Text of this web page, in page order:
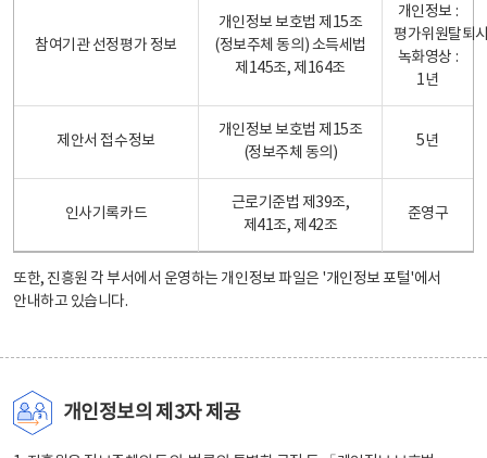
참여기관 선정평가 정보
개인정보 보호법 제15조
(정보주체 동의) 소득세법
제145조, 제164조
개인정보 :
평가위원탈퇴
녹화영상 :
1년
제안서 접수정보
개인정보 보호법 제15조
(정보주체 동의)
5년
인사기록카드
근로기준법 제39조,
제41조, 제42조
준영구
또한, 진흥원 각 부서에서 운영하는 개인정보 파일은 '개인정보 포털'에서
안내하고 있습니다.
개인정보의 제3자 제공